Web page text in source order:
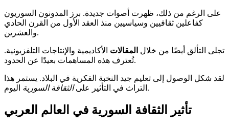
على الرغم من ذلك، ظهرت أصوات جديدة. برز المدونون السوريون
كفاعلين ثقافيين وسياسيين منذ العقد الأول من القرن الحادي
والعشرين.
تجلى التألق أيضًا من خلال المقالات الأكاديمية والإنتاجات التلفزيونية.
تُعترف هذه المساهمات بعيدًا عن الحدود.
لقد شكل الوصول إلى تعليم جيد النخبة الفكرية في البلاد. يستمر هذا
التراث في التأثير علىالثقافة السورية اليوم.
تأثير الثقافة السورية في العالم العربي